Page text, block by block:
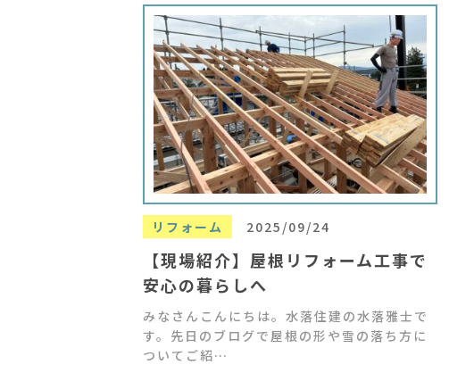
リフォーム 2025/09/24
【現場紹介】屋根リフォーム工事で
安心の暮らしへ
みなさんこんにちは。水落住建の水落雅士で
す。先日のブログで屋根の形や雪の落ち方に
ついてご紹…